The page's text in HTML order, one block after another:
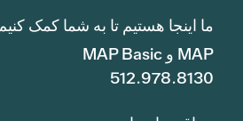
ما اینجا هستیم تا به شما کمک
MAP و MAP Basic
512.978.8130